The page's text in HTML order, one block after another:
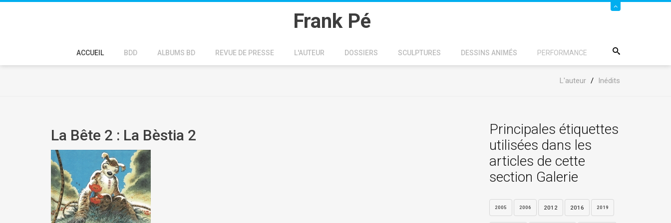
Frank Pé
ACCUEIL BDD ALBUMS BD REVUE DE PRESSE L'AUTEUR DOSSIERS SCULPTURES DESSINS ANIMÉS PERFORMANCE
L'auteur / Inédits
La Bête 2 : La Bèstia 2
Principales étiquettes
utilisées dans les
articles de cette
section Galerie
2005 2006 2012 2016 2019